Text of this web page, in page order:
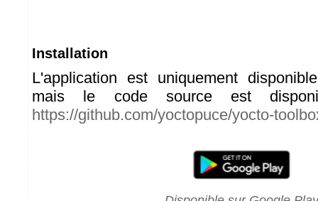
Installation
L'application est uniquement
mais le code source est
https://github.com/yoctopuce/yocto-